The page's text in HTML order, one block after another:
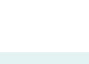
und